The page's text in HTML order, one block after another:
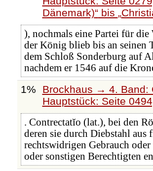
Dänemark) bis
), nochmals eine Partei für die
der König blieb bis an seinen
dem Schloß Sonderburg auf
nachdem er 1546 auf die
1%
Brockhaus → 4. Band:
Hauptstück: Seite
. Contrectatĭo (lat.), bei den
deren sie durch Diebstahl aus
rechtswidrigen Gebrauch
oder sonstigen Berechtigten